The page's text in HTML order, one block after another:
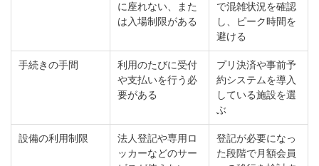
に座れない、また
は入場制限がある
で混雑状況を確認
し、ピーク時間を
避ける
手続きの手間
利用のたびに受付
や支払いを行う必
要がある
プリ決済や事前予
約システムを導入
している施設を選
ぶ
設備の利用制限
法人登記や専用ロ
ッカーなどのサー
登記が必要になっ
た段階で月額会員